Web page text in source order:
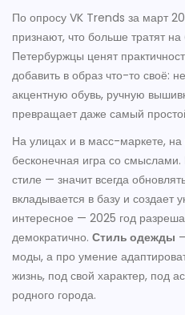
По опросу VK Trends за март
признают, что больше тратят
Петербуржцы ценят
добавить в образ что-то своё:
акцентную обувь, ручную
превращает даже самый
На улицах и в масс-маркете,
бесконечная игра со смыслами.
стиле — значит всегда
вкладывается в базу и создает
интересное — 2025 год
демократично. Стиль одежды
моды, а про умение
жизнь, под свой характер, под
родного города.